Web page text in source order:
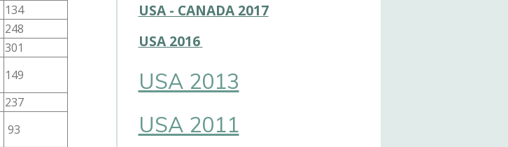
134
248
301
149
237
93
USA - CANADA 2017
USA 2016
USA 2013
USA 2011